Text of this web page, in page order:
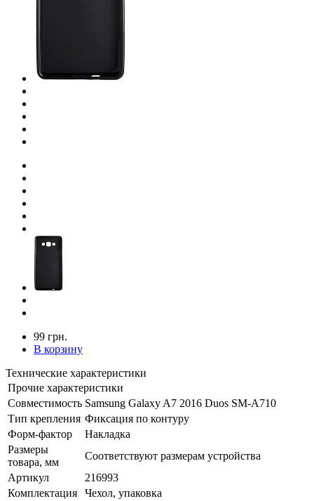
99 грн.
В корзину
Технические характеристики
Прочие характеристики
Совместимость Samsung Galaxy A7 2016 Duos SM-A710
Тип крепления Фиксация по контуру
Форм-фактор
Накладка
Размеры
товара, мм
Соответствуют размерам устройства
Артикул
216993
Комплектация
Чехол, упаковка